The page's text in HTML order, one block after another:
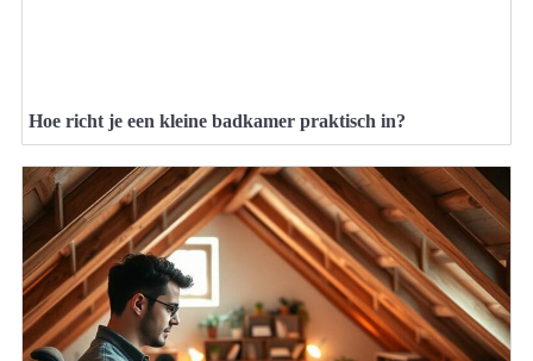
Hoe richt je een kleine badkamer praktisch in?